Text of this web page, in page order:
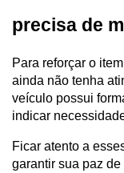
precisa de
Para reforçar o
ainda não tenha
veículo possui
indicar
Ficar atento a
garantir sua paz de